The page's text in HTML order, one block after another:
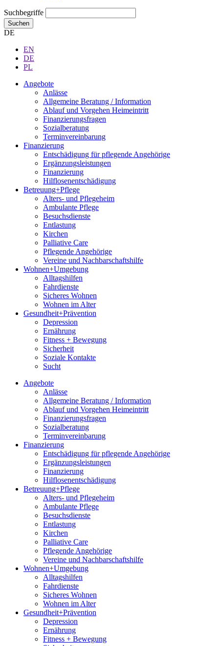
Suchbegriffe
Suchen
DE
EN
DE
PL
Angebote
Anlässe
Allgemeine Beratung / Information
Ablauf und Vorgehen Heimeintritt
Finanzierungsfragen
Sozialberatung
Terminvereinbarung
Finanzierung
Entschädigung für pflegende Angehörige
Ergänzungsleistungen
Finanzierung
Hilflosenentschädigung
Betreuung+Pflege
Alters- und Pflegeheim
Ambulante Pflege
Besuchsdienste
Entlastung
Kirchen
Palliative Care
Pflegende Angehörige
Vereine und Nachbarschaftshilfe
Wohnen+Umgebung
Alltagshilfen
Fahrdienste
Sicheres Wohnen
Wohnen im Alter
Gesundheit+Prävention
Depression
Ernährung
Fitness + Bewegung
Sicherheit
Soziale Kontakte
Sucht
Angebote
Anlässe
Allgemeine Beratung / Information
Ablauf und Vorgehen Heimeintritt
Finanzierungsfragen
Sozialberatung
Terminvereinbarung
Finanzierung
Entschädigung für pflegende Angehörige
Ergänzungsleistungen
Finanzierung
Hilflosenentschädigung
Betreuung+Pflege
Alters- und Pflegeheim
Ambulante Pflege
Besuchsdienste
Entlastung
Kirchen
Palliative Care
Pflegende Angehörige
Vereine und Nachbarschaftshilfe
Wohnen+Umgebung
Alltagshilfen
Fahrdienste
Sicheres Wohnen
Wohnen im Alter
Gesundheit+Prävention
Depression
Ernährung
Fitness + Bewegung